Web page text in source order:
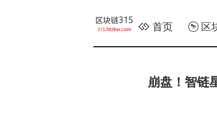
首页 区
崩盘！智链